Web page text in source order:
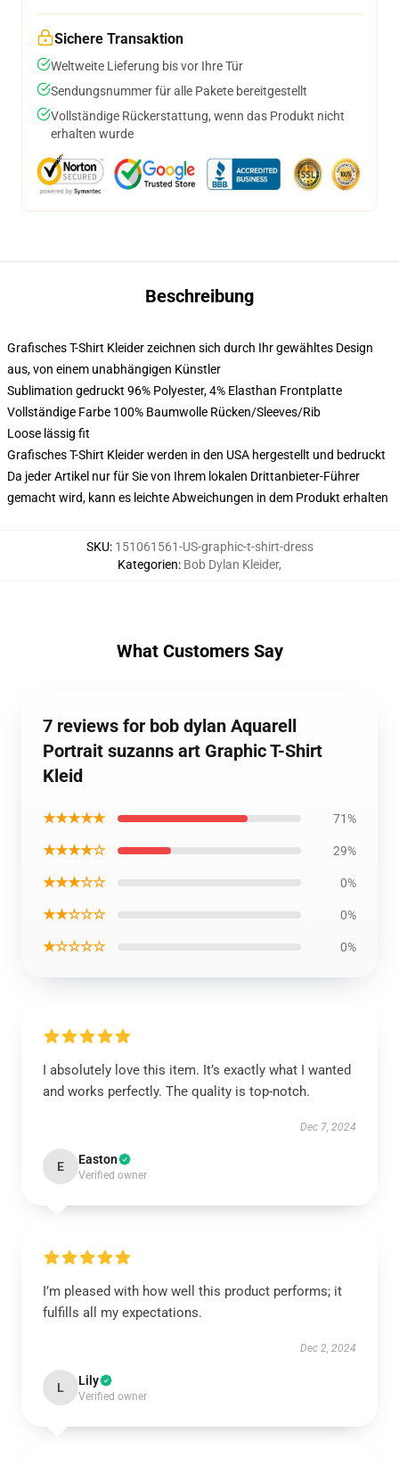
Sichere Transaktion
Weltweite Lieferung bis vor Ihre Tür
Sendungsnummer für alle Pakete bereitgestellt
Vollständige Rückerstattung, wenn das Produkt nicht
erhalten wurde
Beschreibung
Grafisches T-Shirt Kleider zeichnen sich durch Ihr gewähltes Design
aus, von einem unabhängigen Künstler
Sublimation gedruckt 96% Polyester, 4% Elasthan Frontplatte
Vollständige Farbe 100% Baumwolle Rücken/Sleeves/Rib
Loose lässig fit
Grafisches T-Shirt Kleider werden in den USA hergestellt und bedruckt
Da jeder Artikel nur für Sie von Ihrem lokalen Drittanbieter-Führer
gemacht wird, kann es leichte Abweichungen in dem Produkt erhalten
SKU: 151061561-US-graphic-t-shirt-dress
Kategorien: Bob Dylan Kleider,
What Customers Say
7 reviews for bob dylan Aquarell
Portrait suzanns art Graphic T-Shirt
Kleid
★★★★★ 71%
★★★★☆ 29%
★★★☆☆ 0%
★★☆☆☆ 0%
★☆☆☆☆ 0%
I absolutely love this item. It’s exactly what I wanted
and works perfectly. The quality is top-notch.
Dec 7, 2024
E Easton
Verified owner
I’m pleased with how well this product performs; it
fulfills all my expectations.
Dec 2, 2024
L Lily
Verified owner